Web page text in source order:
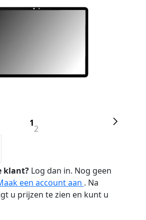
1
2
klant?Log dan in. Nog geen
een account aan . Na
u prijzen te zien en kunt u